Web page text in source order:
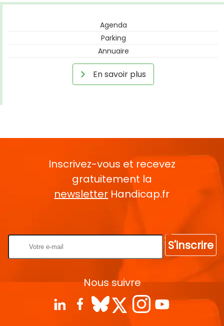
Agenda
Parking
Annuaire
En savoir plus
Inscrivez-vous et recevez
gratuitement la
newsletter Handicap.fr
S'inscrire
Nous suivre